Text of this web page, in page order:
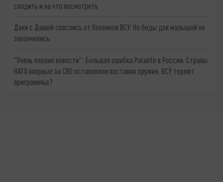
сходить и на что посмотреть
Даня с Дашей спаслись от боевиков ВСУ. Но беды для малышей не
закончились
"Очень плохие новости": Большая ошибка Palantir в России. Страны
НАТО впервые за СВО остановили поставки оружия. ВСУ теряют
приграничье?